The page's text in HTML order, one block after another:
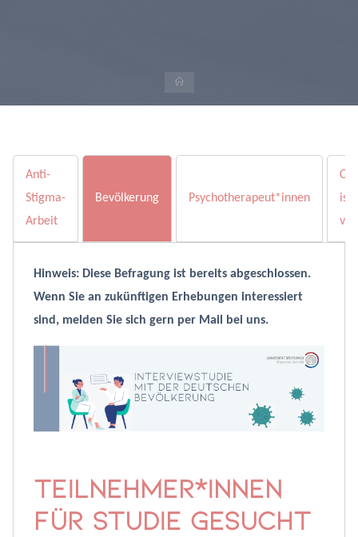
Anti-
Stigma-
Arbeit
Bevölkerung Psychotherapeut*innen
ist
Hinweis: Diese Befragung ist bereits abgeschlossen.
Wenn Sie an zukünftigen Erhebungen interessiert
sind, melden Sie sich gern per Mail bei uns.
Teilnehmer*innen
für Studie gesucht